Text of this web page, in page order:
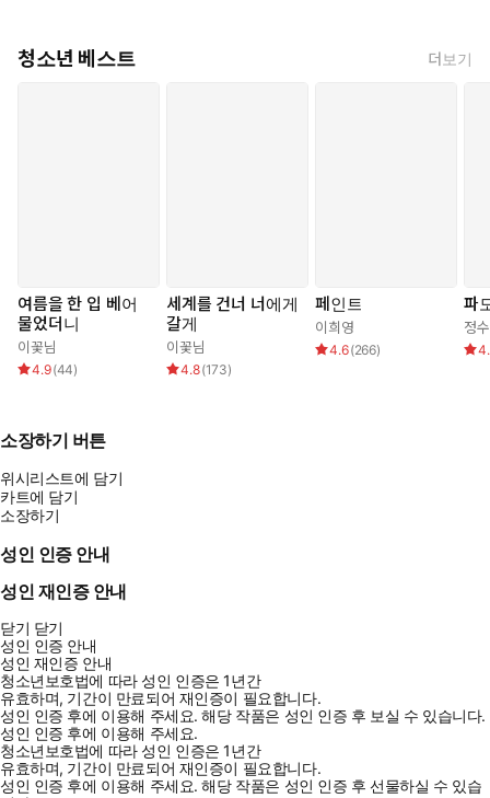
청소년 베스트 더보기
여름을 한 입 베어
물었더니
이꽃님
4.9(44)
세계를 건너 너에게
갈게
이꽃님
4.8(173)
페인트
이희영
4.6(266)
파
정
소장하기 버튼
위시리스트에 담기
카트에 담기
소장하기
성인 인증 안내
성인 재인증 안내
닫기 닫기
성인 인증 안내
성인 재인증 안내
청소년보호법에 따라 성인 인증은 1년간
유효하며, 기간이 만료되어 재인증이 필요합니다.
성인 인증 후에 이용해 주세요.해당 작품은 성인 인증 후 보실 수 있습니다.
성인 인증 후에 이용해 주세요.
청소년보호법에 따라 성인 인증은 1년간
유효하며, 기간이 만료되어 재인증이 필요합니다.
성인 인증 후에 이용해 주세요.해당 작품은 성인 인증 후 선물하실 수 있습